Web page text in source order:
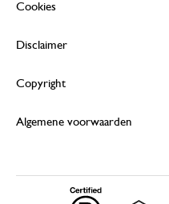
Cookies
Disclaimer
Copyright
Algemene voorwaarden